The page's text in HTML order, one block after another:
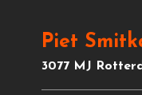
Piet
3077 MJ